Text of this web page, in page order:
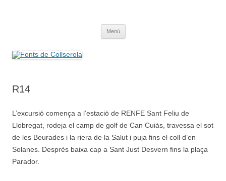
Menú
R14
L’excursió comença a l’estació de RENFE Sant Feliu de
Llobregat, rodeja el camp de golf de Can Cuiàs, travessa el sot
de les Beurades i la riera de la Salut i puja fins el coll d’en
Solanes. Desprès baixa cap a Sant Just Desvern fins la plaça
Parador.